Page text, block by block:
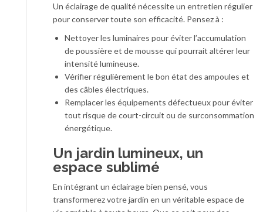
Un éclairage de qualité nécessite un entretien régulier
pour conserver toute son efficacité. Pensez à :
Nettoyer les luminaires pour éviter l’accumulation
de poussière et de mousse qui pourrait altérer leur
intensité lumineuse.
Vérifier régulièrement le bon état des ampoules et
des câbles électriques.
Remplacer les équipements défectueux pour éviter
tout risque de court-circuit ou de surconsommation
énergétique.
Un jardin lumineux, un
espace sublimé
En intégrant un éclairage bien pensé, vous
transformerez votre jardin en un véritable espace de